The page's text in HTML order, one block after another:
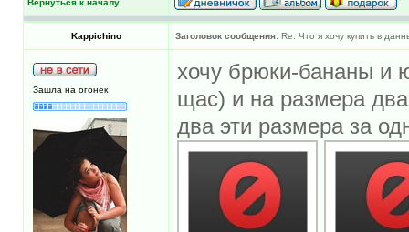
Вернуться к началу
Kappichino Заголовок сообщения: Re: Что я хочу купить в
Зашла на огонек
хочу брюки-бананы и
щас) и на размера
два эти размера за